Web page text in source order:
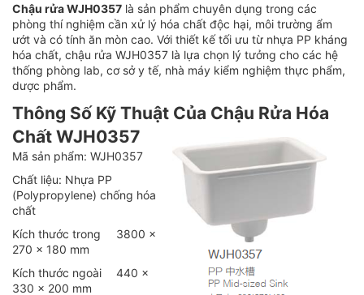
Chậu rửa WJH0357 là sản phẩm chuyên dụng trong các
phòng thí nghiệm cần xử lý hóa chất độc hại, môi trường ẩm
ướt và có tính ăn mòn cao. Với thiết kế tối ưu từ nhựa PP kháng
hóa chất, chậu rửa WJH0357 là lựa chọn lý tưởng cho các hệ
thống phòng lab, cơ sở y tế, nhà máy kiểm nghiệm thực phẩm,
dược phẩm.
Thông Số Kỹ Thuật Của Chậu Rửa Hóa
Chất WJH0357
Mã sản phẩm: WJH0357
Chất liệu: Nhựa PP
(Polypropylene) chống hóa
chất
Kích thước trong
3800 x
270 x 180 mm
Kích thước ngoài
440 x
330 x 200 mm